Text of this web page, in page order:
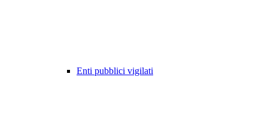
Enti pubblici vigilati